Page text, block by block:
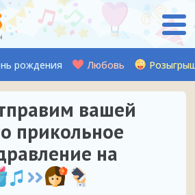
рождения Любовь
вашей
прикольное
на